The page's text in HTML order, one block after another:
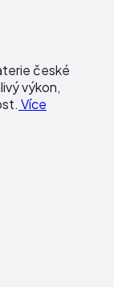
české
výkon,
Více